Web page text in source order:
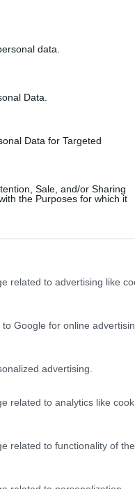
data.
Data.
Data for Targeted
Sale, and/or Sharing
the Purposes for which it
related to advertising like
Google for online
advertising.
related to analytics like
related to functionality of
tue foto